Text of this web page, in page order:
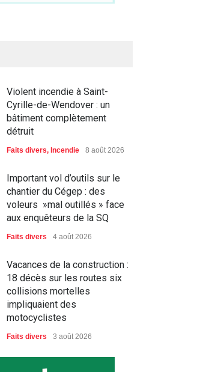
Violent incendie à Saint-
Cyrille-de-Wendover : un
bâtiment complètement
détruit
Faits divers, Incendie 8 août 2026
Important vol d’outils sur le
chantier du Cégep : des
voleurs »mal outillés » face
aux enquêteurs de la SQ
Faits divers 4 août 2026
Vacances de la construction :
18 décès sur les routes six
collisions mortelles
impliquaient des
motocyclistes
Faits divers 3 août 2026